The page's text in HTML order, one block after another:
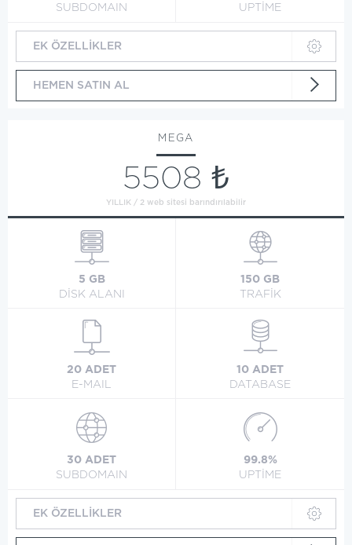
SUBDOMAIN
UPTİME
EK ÖZELLİKLER
HEMEN SATIN AL
MEGA
5508 ₺
YILLIK / 2 web sitesi barındırılabilir
5 GB
DİSK ALANI
150 GB
TRAFİK
20 ADET
E-MAIL
10 ADET
DATABASE
30 ADET
SUBDOMAIN
99.8%
UPTİME
EK ÖZELLİKLER